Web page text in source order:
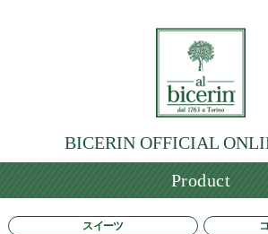
BICERIN OFFICIAL
Product
スイーツ